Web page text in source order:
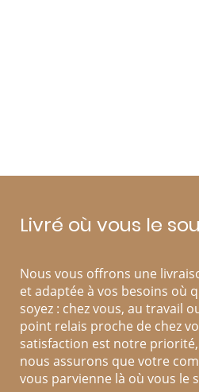
Livré où vous le
Nous vous offrons une
et adaptée à vos besoins où
soyez : chez vous, au travail
point relais proche de chez
satisfaction est notre
nous assurons que votre
vous parvienne là où vous le